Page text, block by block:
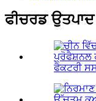
ਫੀਚਰਡ ਉਤਪਾਦ
ਫੈਕਟਰੀ